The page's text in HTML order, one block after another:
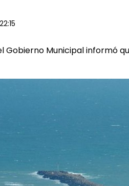
Municipal informó